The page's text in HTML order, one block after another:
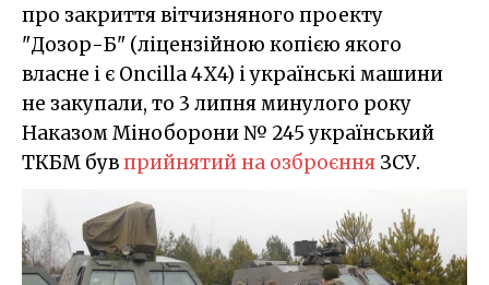
про закриття вітчизняного проекту
"Дозор-Б" (ліцензійною копією якого
власне і є Oncilla 4Х4) і українські машини
не закупали, то 3 липня минулого року
Наказом Міноборони № 245 український
ТКБМ бувприйнятий на озброєння ЗСУ.